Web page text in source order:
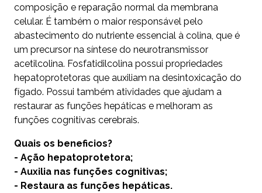
composição e reparação normal da membrana
celular. É também o maior responsável pelo
abastecimento do nutriente essencial à colina, que é
um precursor na síntese do neurotransmissor
acetilcolina. Fosfatidilcolina possui propriedades
hepatoprotetoras que auxiliam na desintoxicação do
fígado. Possui também atividades que ajudam a
restaurar as funções hepáticas e melhoram as
funções cognitivas cerebrais.
Quais os beneficios?
- Ação hepatoprotetora;
- Auxilia nas funções cognitivas;
- Restaura as funções hepáticas.